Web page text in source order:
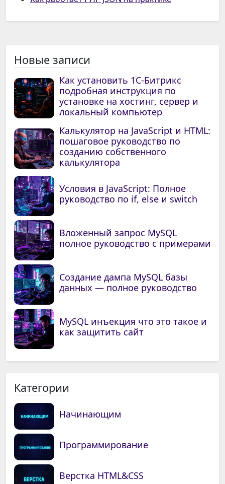
Новые записи
Как установить 1С-Битрикс
подробная инструкция по
установке на хостинг, сервер и
локальный компьютер
Калькулятор на JavaScript и HTML:
пошаговое руководство по
созданию собственного
калькулятора
Условия в JavaScript: Полное
руководство по if, else и switch
Вложенный запрос MySQL
полное руководство с примерами
Создание дампа MySQL базы
данных — полное руководство
MySQL инъекция что это такое и
как защитить сайт
Категории
Начинающим
Программирование
Верстка HTML&CSS